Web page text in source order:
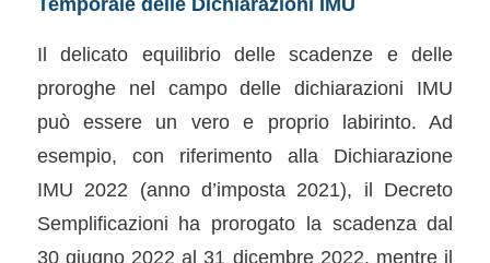
Il delicato equilibrio delle scadenze e delle
proroghe nel campo delle dichiarazioni IMU
può essere un vero e proprio labirinto. Ad
esempio, con riferimento alla Dichiarazione
IMU 2022 (anno d’imposta 2021), il Decreto
Semplificazioni ha prorogato la scadenza dal
30 giugno 2022 al 31 dicembre 2022, mentre il